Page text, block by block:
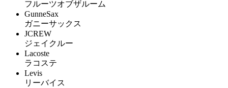
フルーツオブザルーム
GunneSax
ガニーサックス
JCREW
ジェイクルー
Lacoste
ラコステ
Levis
リーバイス